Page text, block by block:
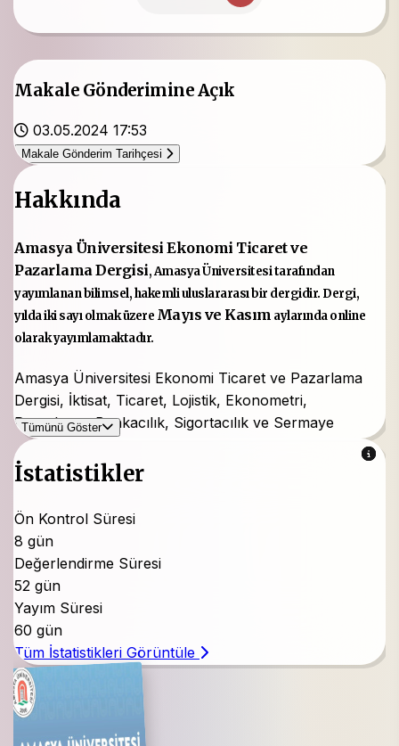
Makale Gönderimine Açık
03.05.2024 17:53
Makale Gönderim Tarihçesi
Hakkında
Amasya Üniversitesi Ekonomi Ticaret ve
Pazarlama Dergisi, Amasya Üniversitesi tarafından
yayımlanan bilimsel, hakemli uluslararası bir dergidir. Dergi,
yılda iki sayı olmak üzere Mayıs ve Kasım aylarında online
olarak yayımlamaktadır.
Amasya Üniversitesi Ekonomi Ticaret ve Pazarlama
Dergisi, İktisat, Ticaret, Lojistik, Ekonometri,
Pazarlama, Bankacılık, Sigortacılık ve Sermaye
Piyasaları, Ekonomi Politik, gibi alanlarda ortak bir
akademik zemin oluşturmak üzere
yayımlamayı amaçlamaktadır. Ayrıca, farklı
disiplinlerden de bu alanlarla ilgili çalışmalar
değerlendirmeye alınmaktadır. Dergimize gönderilecek
makaleler dergi yazım kurallarına uygun şekilde
hazırlanmalıdır. Tüm makaleler en az iki hakem
tarafından
geçirilir. Yazarlar hakemler ile doğrudan iletişime
geçemez, değerlendirme ve yorumlar dergi yönetim
sistemi dergipark aracılığıyla iletilir. Bu süreçte
değerlendirme formları ve tam metinler üzerindeki
hakem yorumları editör aracılığıyla yazar(lar)a iletilir.
Tümünü Göster
İstatistikler
Ön Kontrol Süresi
8 gün
Değerlendirme Süresi
52 gün
Yayım Süresi
60 gün
Tüm İstatistikleri Görüntüle